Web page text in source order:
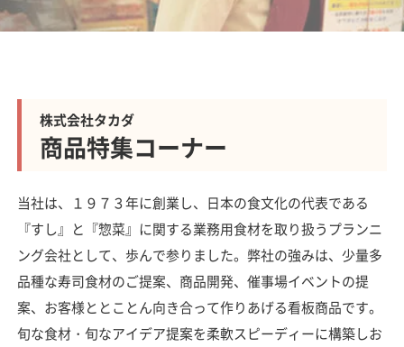
株式会社タカダ
商品特集コーナー
当社は、１９７３年に創業し、日本の食文化の代表である
『すし』と『惣菜』に関する業務用食材を取り扱うプランニ
ング会社として、歩んで参りました。弊社の強みは、少量多
品種な寿司食材のご提案、商品開発、催事場イベントの提
案、お客様ととことん向き合って作りあげる看板商品です。
旬な食材・旬なアイデア提案を柔軟スピーディーに構築しお